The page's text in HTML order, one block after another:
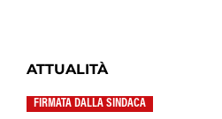
ATTUALITÀ
FIRMATA DALLA SINDACA